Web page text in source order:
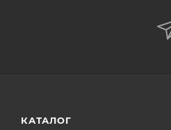
КАТАЛОГ